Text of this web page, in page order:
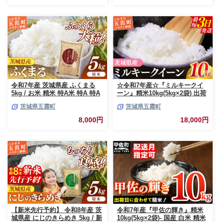
令和7年産 茨城県産 ふくまる
5kg / お米 精米 特A米 特A 特A
五霞町【価格改定X】
茨城県五霞町
8,000円
☆令和7年産☆『ミルキークイ
ーン』精米10kg(5kg×2袋) 出荷
10kg コメ こめ 人気 銘柄 家計
応援 中山産業 家庭用 茨城県産
茨城県 五霞町【価格変更AB】
茨城県五霞町
18,000円
【新米先行予約】 令和8年産 茨
城県産 にじのきらめき 5kg / 新
令和7年産『甲佐の輝き』精米
10kg(5kg×2袋)- 国産 白米 精米